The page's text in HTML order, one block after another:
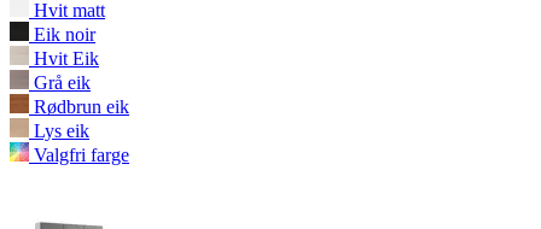
Hvit matt
Eik noir
Hvit Eik
Grå eik
Rødbrun eik
Lys eik
Valgfri farge